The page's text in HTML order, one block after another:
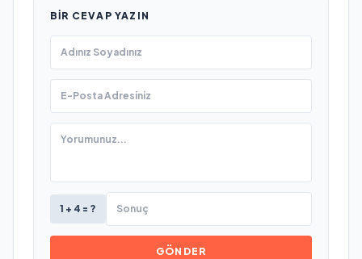
BIR CEVAP YAZIN
1 + 4 = ?
GÖNDER